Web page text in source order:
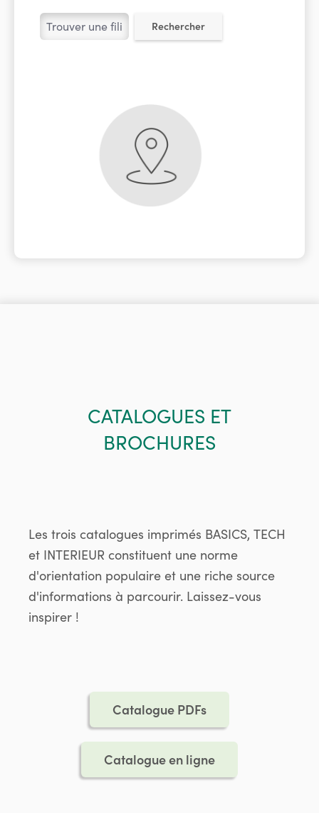
Rechercher
CATALOGUES ET
BROCHURES
Les trois catalogues imprimés BASICS, TECH
et INTERIEUR constituent une norme
d'orientation populaire et une riche source
d'informations à parcourir. Laissez-vous
inspirer !
Catalogue PDFs
Catalogue en ligne